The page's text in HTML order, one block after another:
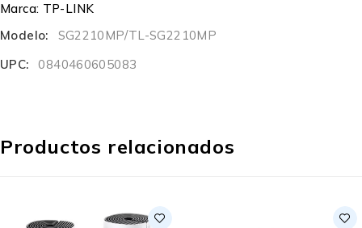
Marca: TP-LINK
Modelo:
SG2210MP/TL-SG2210MP
UPC:
0840460605083
Productos relacionados